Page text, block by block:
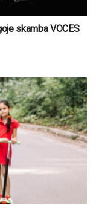
skamba VOCES